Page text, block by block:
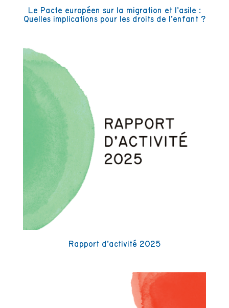
Le Pacte européen sur la migration et l’asile :
Quelles implications pour les droits de l’enfant ?
Rapport d’activité 2025